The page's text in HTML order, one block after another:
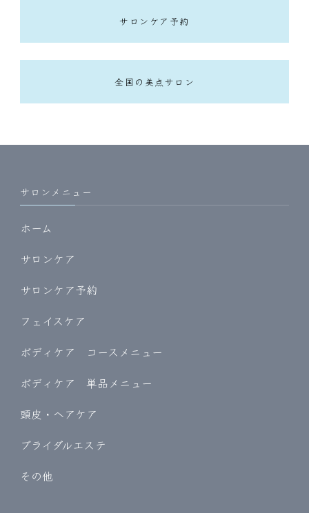
サロンケア予約
全国の美点サロン
サロンメニュー
ホーム
サロンケア
サロンケア予約
フェイスケア
ボディケア コースメニュー
ボディケア 単品メニュー
頭皮・ヘアケア
ブライダルエステ
その他